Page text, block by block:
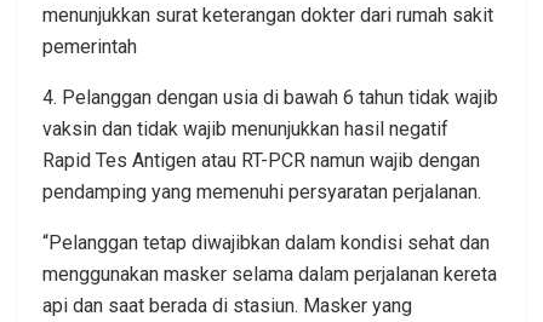
menunjukkan surat keterangan dokter dari rumah sakit
pemerintah
4. Pelanggan dengan usia di bawah 6 tahun tidak wajib
vaksin dan tidak wajib menunjukkan hasil negatif
Rapid Tes Antigen atau RT-PCR namun wajib dengan
pendamping yang memenuhi persyaratan perjalanan.
“Pelanggan tetap diwajibkan dalam kondisi sehat dan
menggunakan masker selama dalam perjalanan kereta
api dan saat berada di stasiun. Masker yang